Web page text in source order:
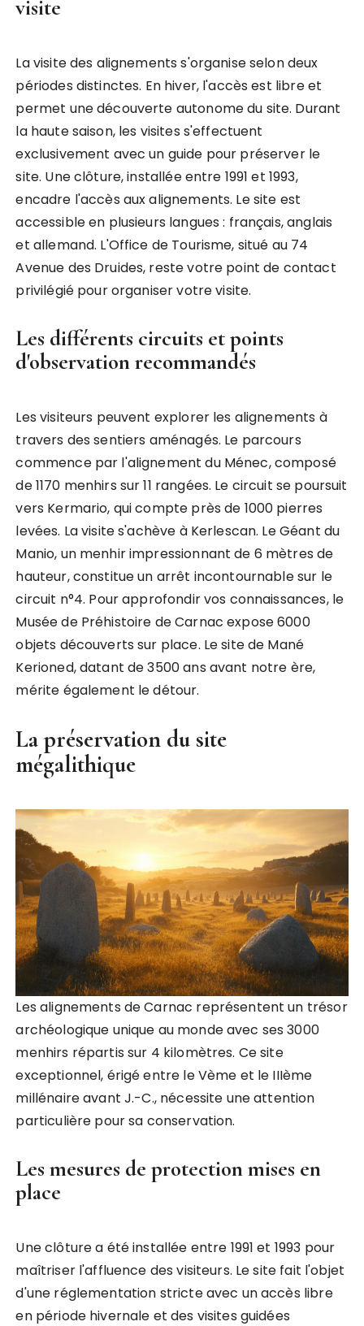
visite
La visite des alignements s'organise selon deux
périodes distinctes. En hiver, l'accès est libre et
permet une découverte autonome du site. Durant
la haute saison, les visites s'effectuent
exclusivement avec un guide pour préserver le
site. Une clôture, installée entre 1991 et 1993,
encadre l'accès aux alignements. Le site est
accessible en plusieurs langues : français, anglais
et allemand. L'Office de Tourisme, situé au 74
Avenue des Druides, reste votre point de contact
privilégié pour organiser votre visite.
Les différents circuits et points
d'observation recommandés
Les visiteurs peuvent explorer les alignements à
travers des sentiers aménagés. Le parcours
commence par l'alignement du Ménec, composé
de 1170 menhirs sur 11 rangées. Le circuit se poursuit
vers Kermario, qui compte près de 1000 pierres
levées. La visite s'achève à Kerlescan. Le Géant du
Manio, un menhir impressionnant de 6 mètres de
hauteur, constitue un arrêt incontournable sur le
circuit n°4. Pour approfondir vos connaissances, le
Musée de Préhistoire de Carnac expose 6000
objets découverts sur place. Le site de Mané
Kerioned, datant de 3500 ans avant notre ère,
mérite également le détour.
La préservation du site
mégalithique
Les alignements de Carnac représentent un trésor
archéologique unique au monde avec ses 3000
menhirs répartis sur 4 kilomètres. Ce site
exceptionnel, érigé entre le Vème et le IIIème
millénaire avant J.-C., nécessite une attention
particulière pour sa conservation.
Les mesures de protection mises en
place
Une clôture a été installée entre 1991 et 1993 pour
maîtriser l'affluence des visiteurs. Le site fait l'objet
d'une réglementation stricte avec un accès libre
en période hivernale et des visites guidées